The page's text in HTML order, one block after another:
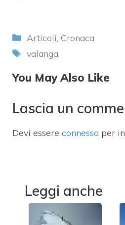
Categorie
Articoli, Cronaca
Tag
valanga
You May Also Like
Lascia un
Devi essere connesso per
Leggi anche